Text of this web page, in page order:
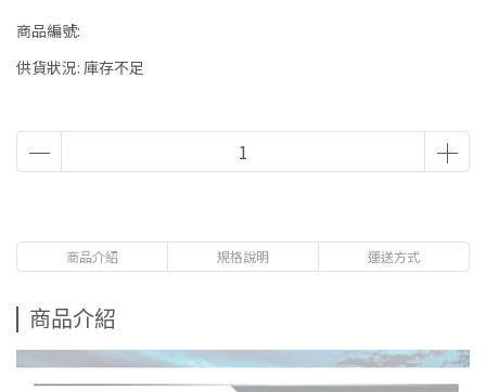
商品編號:
供貨狀況: 庫存不足
商品介紹 規格說明 運送方式
商品介紹